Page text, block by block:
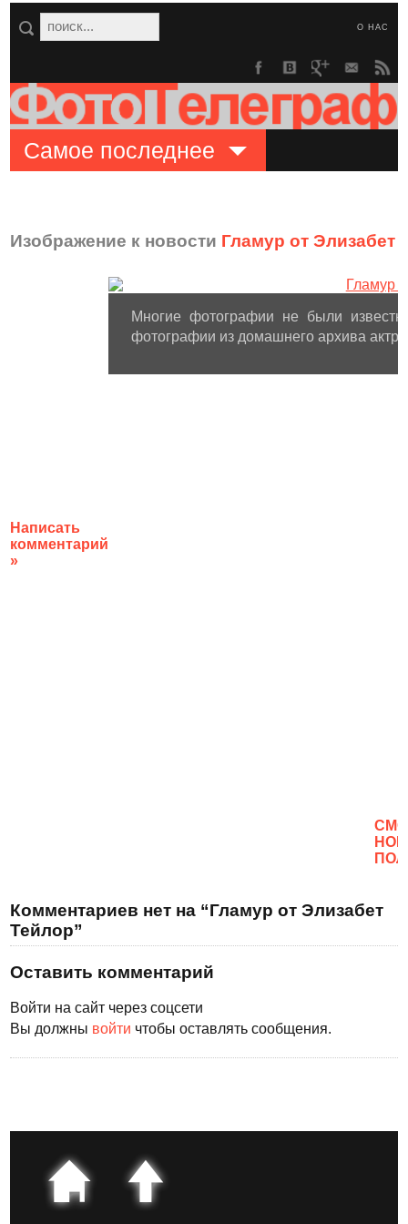
О НАС
Самое последнее
Изображение к новости Гламур от Элизабет
Написать
комментарий
»
Многие фотографии не были
фотографии из домашнего архива
Комментариев нет на “Гламур от Элизабет
Тейлор”
Оставить комментарий
Войти на сайт через соцсети
Вы должны войти чтобы оставлять сообщения.